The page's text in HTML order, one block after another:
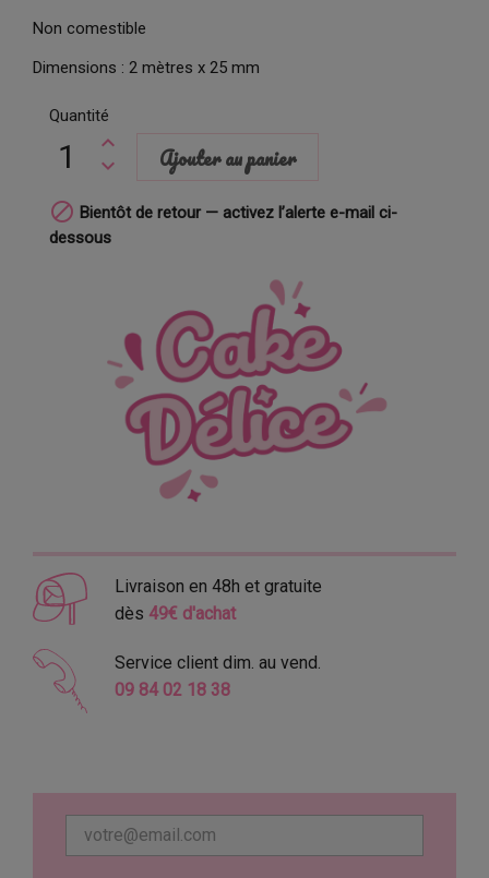
Non comestible
Dimensions : 2 mètres x 25 mm
Quantité
Ajouter au panier
 Bientôt de retour — activez l’alerte e-mail ci-
dessous
Livraison en 48h et gratuite
dès 49€ d'achat
Service client dim. au vend.
09 84 02 18 38